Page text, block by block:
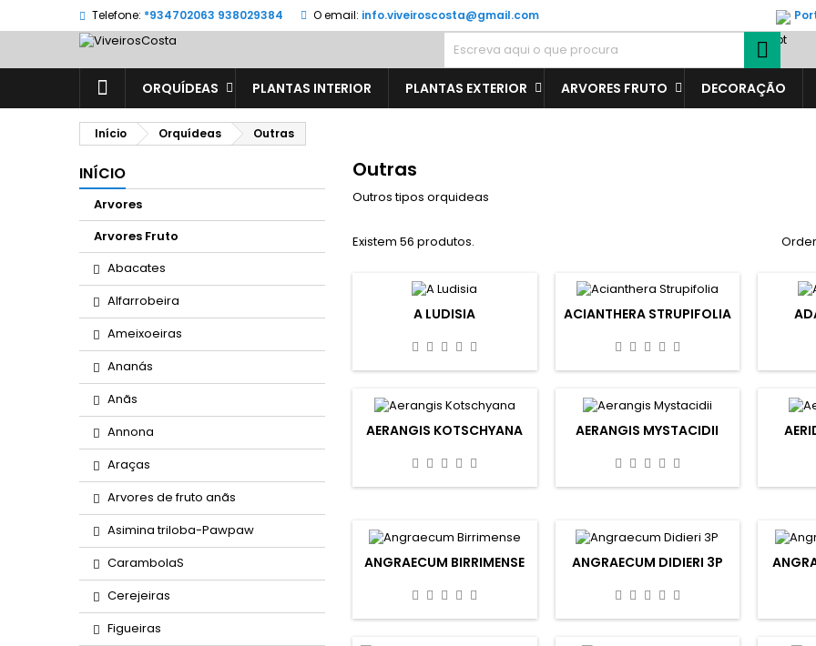
Telefone: *934702063 938029384 O email: info.viveiroscosta@gmail.com

ORQUÍDEAS PLANTAS INTERIOR PLANTAS EXTERIOR ARVORES FRUTO DECORAÇÃO
Início Orquídeas Outras
INÍCIO
Arvores
Arvores Fruto
Abacates
Alfarrobeira
Ameixoeiras
Ananás
Anãs
Annona
Araças
Arvores de fruto anãs
Asimina triloba-Pawpaw
CarambolaS
Cerejeiras
Figueiras
Outras
Outros tipos orquideas
Existem 56 produtos.
A LUDISIA ACIANTHERA STRUPIFOLIA
AERANGIS KOTSCHYANA AERANGIS MYSTACIDII
ANGRAECUM BIRRIMENSE ANGRAECUM DIDIERI 3P